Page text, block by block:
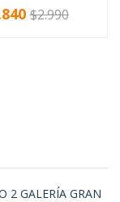
+ $2.990
2 GALERÍA GRAN